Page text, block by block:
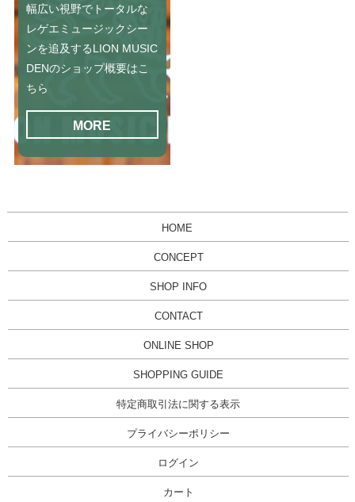
幅広い視野でトータルな
レゲエミュージックシー
ンを追及するLION MUSIC
DENのショップ概要はこ
ちら
MORE
HOME
CONCEPT
SHOP INFO
CONTACT
ONLINE SHOP
SHOPPING GUIDE
特定商取引法に関する表示
プライバシーポリシー
ログイン
カート